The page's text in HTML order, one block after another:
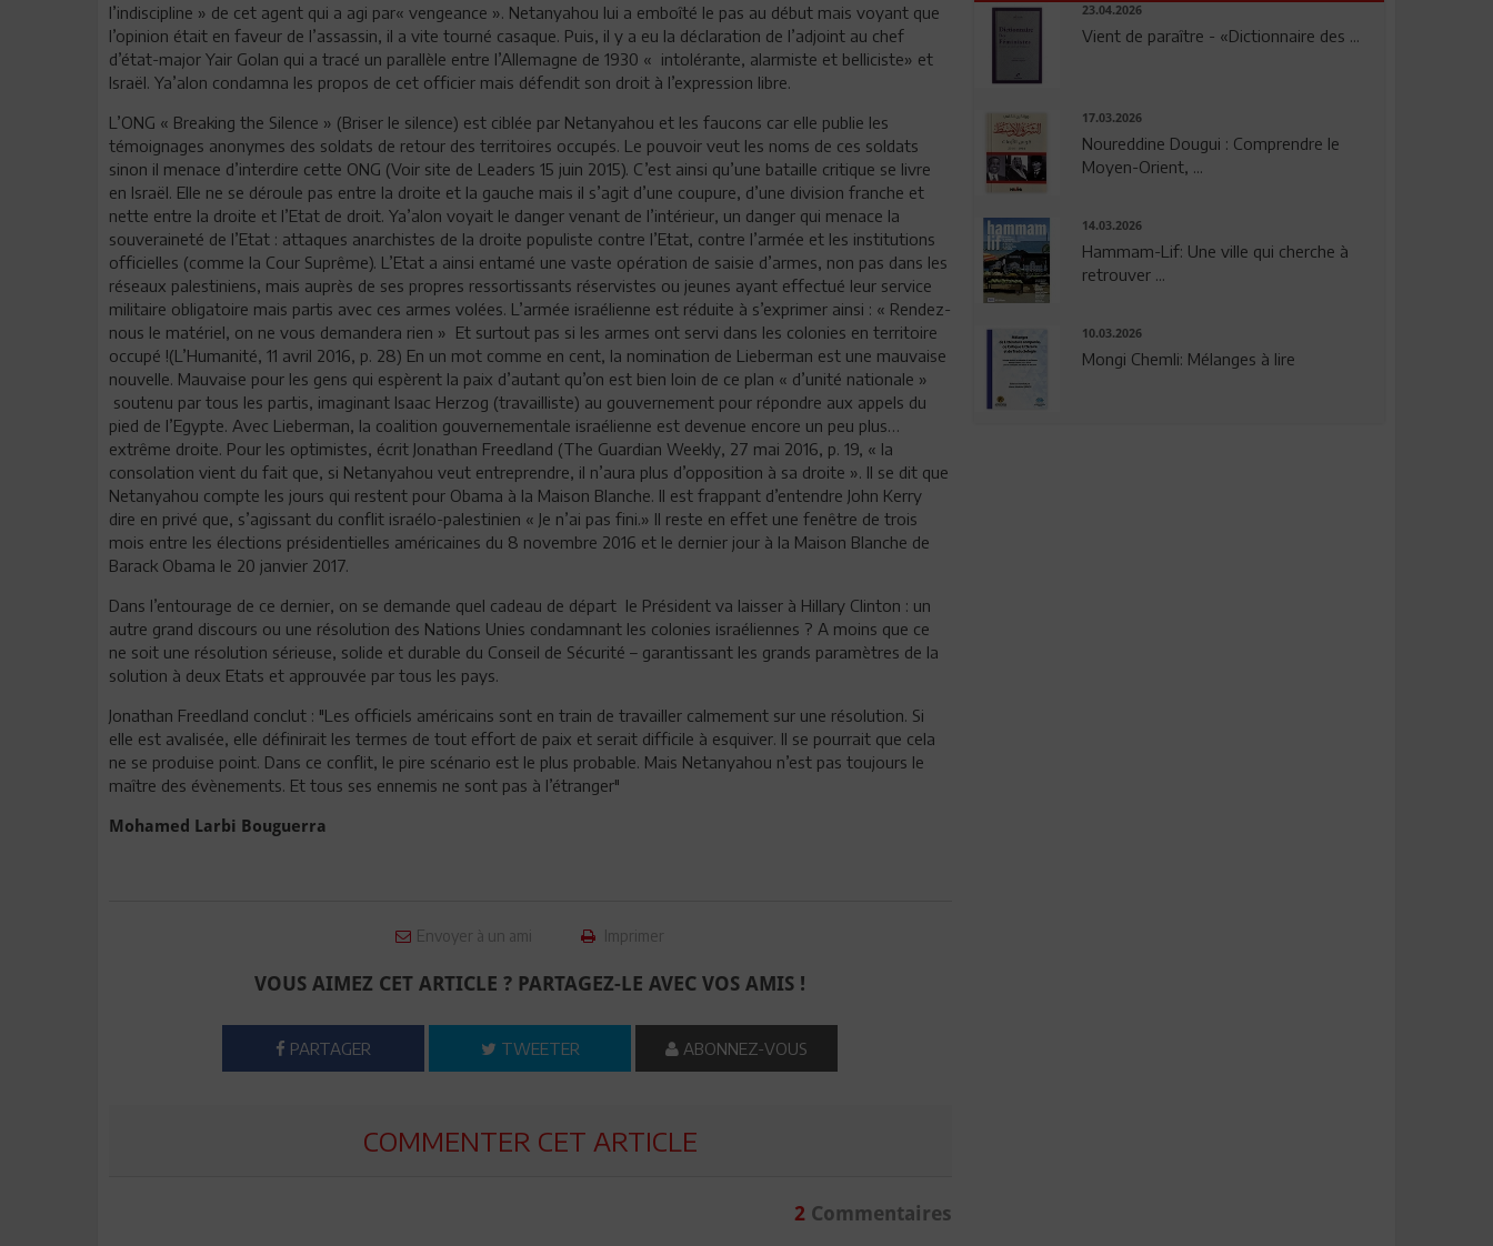
l’indiscipline » de cet agent qui a agi par« vengeance ». Netanyahou lui a emboîté le pas au début mais voyant que
l’opinion était en faveur de l’assassin, il a vite tourné casaque. Puis, il y a eu la déclaration de l’adjoint au chef
d’état-major Yair Golan qui a tracé un parallèle entre l’Allemagne de 1930 « intolérante, alarmiste et belliciste» et
Israël. Ya’alon condamna les propos de cet officier mais défendit son droit à l’expression libre.
L’ONG « Breaking the Silence » (Briser le silence) est ciblée par Netanyahou et les faucons car elle publie les
témoignages anonymes des soldats de retour des territoires occupés. Le pouvoir veut les noms de ces soldats
sinon il menace d’interdire cette ONG (Voir site de Leaders 15 juin 2015). C’est ainsi qu’une bataille critique se livre
en Israël. Elle ne se déroule pas entre la droite et la gauche mais il s’agit d’une coupure, d’une division franche et
nette entre la droite et l’Etat de droit. Ya’alon voyait le danger venant de l’intérieur, un danger qui menace la
souveraineté de l’Etat : attaques anarchistes de la droite populiste contre l’Etat, contre l’armée et les institutions
officielles (comme la Cour Suprême). L’Etat a ainsi entamé une vaste opération de saisie d’armes, non pas dans les
réseaux palestiniens, mais auprès de ses propres ressortissants réservistes ou jeunes ayant effectué leur service
militaire obligatoire mais partis avec ces armes volées. L’armée israélienne est réduite à s’exprimer ainsi : « Rendez-
nous le matériel, on ne vous demandera rien » Et surtout pas si les armes ont servi dans les colonies en territoire
occupé !(L’Humanité, 11 avril 2016, p. 28) En un mot comme en cent, la nomination de Lieberman est une mauvaise
nouvelle. Mauvaise pour les gens qui espèrent la paix d’autant qu’on est bien loin de ce plan « d’unité nationale »
soutenu par tous les partis, imaginant Isaac Herzog (travailliste) au gouvernement pour répondre aux appels du
pied de l’Egypte. Avec Lieberman, la coalition gouvernementale israélienne est devenue encore un peu plus…
extrême droite. Pour les optimistes, écrit Jonathan Freedland (The Guardian Weekly, 27 mai 2016, p. 19, « la
consolation vient du fait que, si Netanyahou veut entreprendre, il n’aura plus d’opposition à sa droite ». Il se dit que
Netanyahou compte les jours qui restent pour Obama à la Maison Blanche. Il est frappant d’entendre John Kerry
dire en privé que, s’agissant du conflit israélo-palestinien « Je n’ai pas fini.» Il reste en effet une fenêtre de trois
mois entre les élections présidentielles américaines du 8 novembre 2016 et le dernier jour à la Maison Blanche de
Barack Obama le 20 janvier 2017.
Dans l’entourage de ce dernier, on se demande quel cadeau de départ le Président va laisser à Hillary Clinton : un
autre grand discours ou une résolution des Nations Unies condamnant les colonies israéliennes ? A moins que ce
ne soit une résolution sérieuse, solide et durable du Conseil de Sécurité – garantissant les grands paramètres de la
solution à deux Etats et approuvée par tous les pays.
Jonathan Freedland conclut : "Les officiels américains sont en train de travailler calmement sur une résolution. Si
elle est avalisée, elle définirait les termes de tout effort de paix et serait difficile à esquiver. Il se pourrait que cela
ne se produise point. Dans ce conflit, le pire scénario est le plus probable. Mais Netanyahou n’est pas toujours le
maître des évènements. Et tous ses ennemis ne sont pas à l’étranger"
Mohamed Larbi Bouguerra
Envoyer à un ami Imprimer
VOUS AIMEZ CET ARTICLE ? PARTAGEZ-LE AVEC VOS AMIS !
PARTAGER TWEETER ABONNEZ-VOUS
COMMENTER CET ARTICLE
2Commentaires
23.04.2026
Vient de paraître - «Dictionnaire des ...
17.03.2026
Noureddine Dougui : Comprendre le
Moyen-Orient, ...
14.03.2026
Hammam-Lif: Une ville qui cherche à
retrouver ...
10.03.2026
Mongi Chemli: Mélanges à lire